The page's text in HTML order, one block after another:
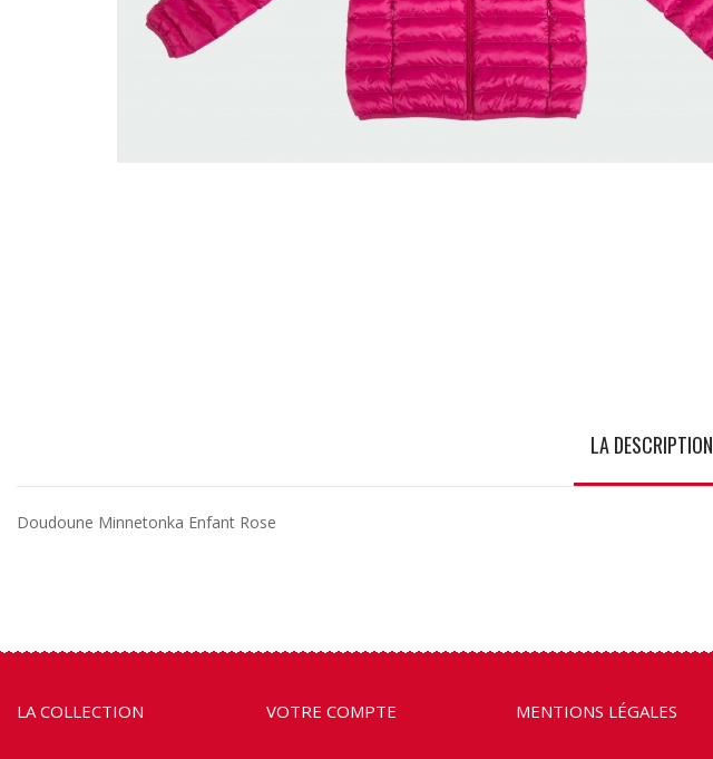
LA DESCRIPTION
Doudoune Minnetonka Enfant Rose
LA COLLECTION VOTRE COMPTE MENTIONS LÉGALES